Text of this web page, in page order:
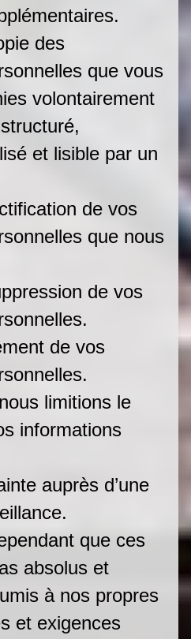
des
que vous
volontairement
et lisible par un
de vos
que nous
de vos
de vos
limitions le
informations
auprès d’une
que ces
absolus et
à nos propres
et exigences